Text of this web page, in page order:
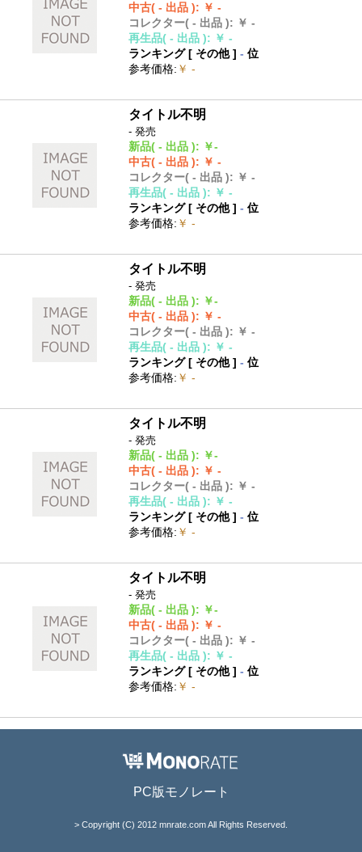
中古( - 出品 ): ￥ -
コレクター( - 出品 ): ￥ -
再生品( - 出品 ): ￥ -
ランキング [ その他]- 位
参考価格: ￥ -
タイトル不明
- 発売
新品( - 出品 ): ￥-
中古( - 出品 ): ￥ -
コレクター( - 出品 ): ￥ -
再生品( - 出品 ): ￥ -
ランキング [ その他]- 位
参考価格: ￥ -
タイトル不明
- 発売
新品( - 出品 ): ￥-
中古( - 出品 ): ￥ -
コレクター( - 出品 ): ￥ -
再生品( - 出品 ): ￥ -
ランキング [ その他]- 位
参考価格: ￥ -
タイトル不明
- 発売
新品( - 出品 ): ￥-
中古( - 出品 ): ￥ -
コレクター( - 出品 ): ￥ -
再生品( - 出品 ): ￥ -
ランキング [ その他]- 位
参考価格: ￥ -
タイトル不明
- 発売
新品( - 出品 ): ￥-
中古( - 出品 ): ￥ -
コレクター( - 出品 ): ￥ -
再生品( - 出品 ): ￥ -
ランキング [ その他]- 位
参考価格: ￥ -
PC版モノレート
> Copyright (C) 2012 mnrate.com All Rights Reserved.